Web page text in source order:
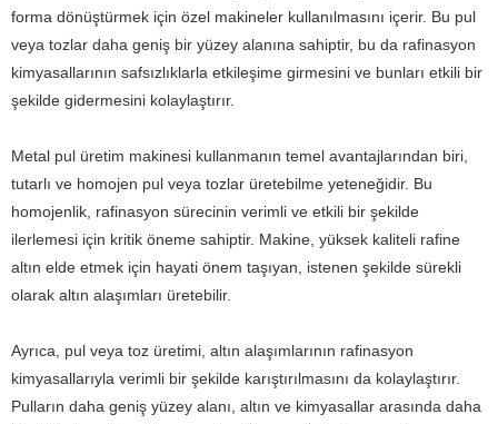
forma dönüştürmek için özel makineler kullanılmasını içerir. Bu pul
veya tozlar daha geniş bir yüzey alanına sahiptir, bu da rafinasyon
kimyasallarının safsızlıklarla etkileşime girmesini ve bunları etkili bir
şekilde gidermesini kolaylaştırır.
Metal pul üretim makinesi kullanmanın temel avantajlarından biri,
tutarlı ve homojen pul veya tozlar üretebilme yeteneğidir. Bu
homojenlik, rafinasyon sürecinin verimli ve etkili bir şekilde
ilerlemesi için kritik öneme sahiptir. Makine, yüksek kaliteli rafine
altın elde etmek için hayati önem taşıyan, istenen şekilde sürekli
olarak altın alaşımları üretebilir.
Ayrıca, pul veya toz üretimi, altın alaşımlarının rafinasyon
kimyasallarıyla verimli bir şekilde karıştırılmasını da kolaylaştırır.
Pulların daha geniş yüzey alanı, altın ve kimyasallar arasında daha